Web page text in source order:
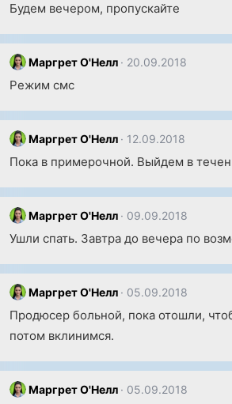
Будем вечером, пропускайте
Маргрет О'Нелл 20.09.2018
Режим смс
Маргрет О'Нелл 12.09.2018
Пока в примерочной. Выйдем в
Маргрет О'Нелл 09.09.2018
Ушли спать. Завтра до вечера по
Маргрет О'Нелл 05.09.2018
Продюсер больной, пока отошли,
потом вклинимся.
Маргрет О'Нелл 05.09.2018